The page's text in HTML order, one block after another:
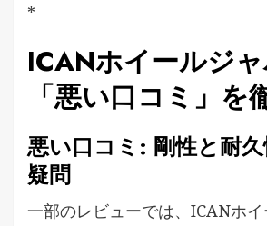
*
ICANホイールジ
「悪い口コミ」を
悪い口コミ: 剛性と耐
疑問
一部のレビューでは、ICANホ